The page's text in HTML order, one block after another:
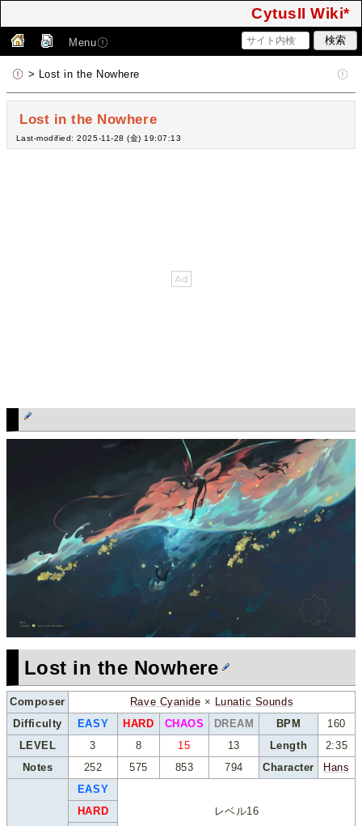
CytusII Wiki*
Menu
> Lost in the Nowhere
Lost in the Nowhere
Last-modified: 2025-11-28 (金) 19:07:13
Lost in the Nowhere
Composer Rave Cyanide × Lunatic Sounds
Difficulty
EASY HARD CHAOS DREAM BPM
160
LEVEL
3 8 15 13 Length
2:35
Notes
252 575 853 794 Character Hans
EASY
レベル16
HARD